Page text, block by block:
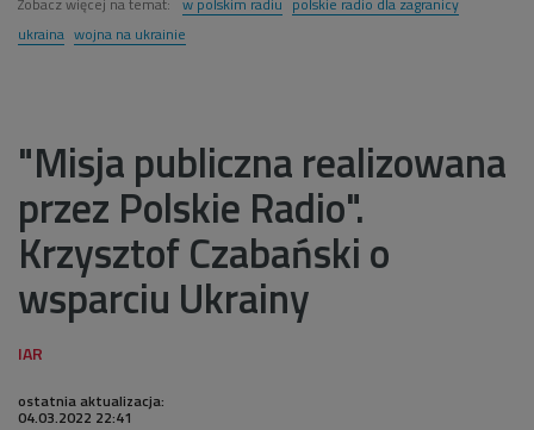
ukraina wojna na ukrainie
"Misja publiczna realizowana
przez Polskie Radio".
Krzysztof Czabański o
wsparciu Ukrainy
ostatnia aktualizacja:
04.03.2022 22:41